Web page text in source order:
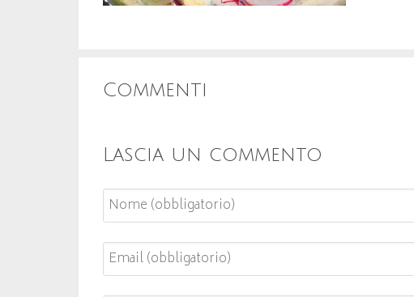
Commenti
Lascia un commento